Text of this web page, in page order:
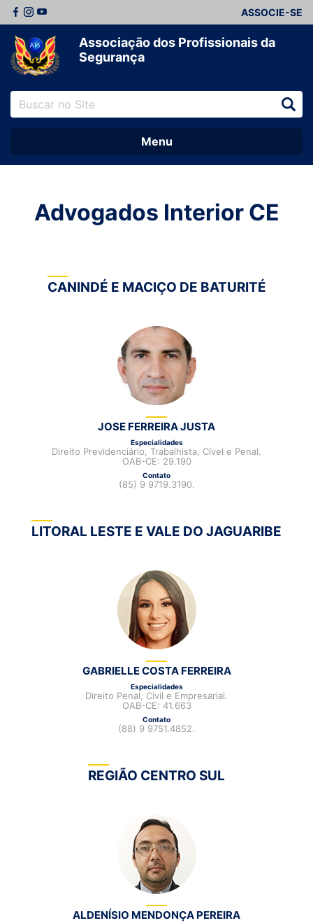
ASSOCIE-SE
Associação dos Profissionais da
Segurança
Menu
Advogados Interior CE
CANINDÉ E MACIÇO DE BATURITÉ
JOSE FERREIRA JUSTA
Especialidades
Direito Previdenciário, Trabalhista, Cível e Penal.
OAB-CE: 29.190
Contato
(85) 9 9719.3190.
LITORAL LESTE E VALE DO JAGUARIBE
GABRIELLE COSTA FERREIRA
Especialidades
Direito Penal, Civil e Empresarial.
OAB-CE: 41.663
Contato
(88) 9 9751.4852.
REGIÃO CENTRO SUL
ALDENÍSIO MENDONÇA PEREIRA